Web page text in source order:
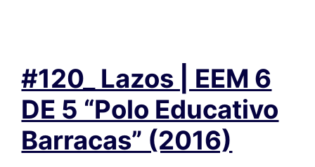
13
“Cornelio
Saavedra”
(2016)
#120_ Lazos | EEM 6
DE 5 “Polo Educativo
Barracas” (2016)